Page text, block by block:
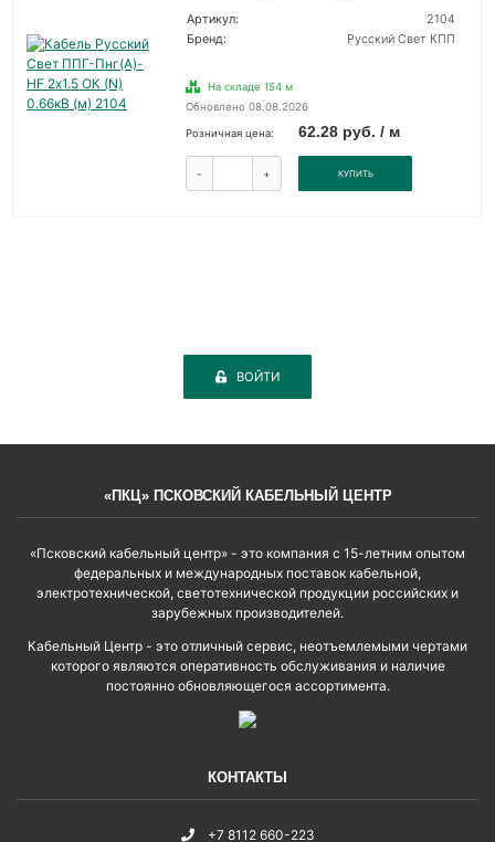
Артикул:
2104
Бренд:
Русский Свет КПП
На складе 154 м
Обновлено 08.08.2026
Розничная цена: 62.28 руб. / м
- + КУПИТЬ
ВОЙТИ
«ПКЦ» ПСКОВСКИЙ КАБЕЛЬНЫЙ ЦЕНТР
«Псковский кабельный центр» - это компания с 15-летним опытом
федеральных и международных поставок кабельной,
электротехнической, светотехнической продукции российских и
зарубежных производителей.
Кабельный Центр - это отличный сервис, неотъемлемыми чертами
которого являются оперативность обслуживания и наличие
постоянно обновляющегося ассортимента.
КОНТАКТЫ
+7 8112 660-223